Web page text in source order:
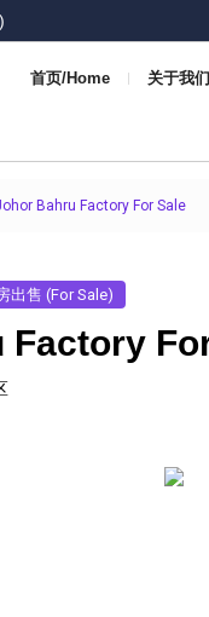
首页/Home 关于我
Bahru Factory For Sale
出售 (For Sale)